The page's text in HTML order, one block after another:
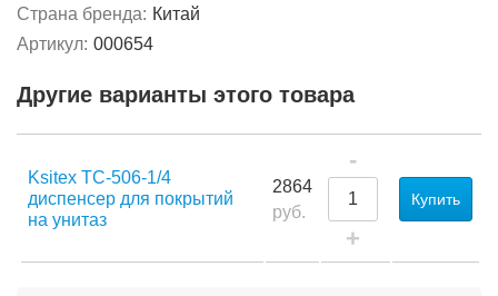
Страна бренда: Китай
Артикул: 000654
Другие варианты этого товара
Ksitex TC-506-1/4
диспенсер для покрытий
на унитаз
2864
руб.
-
+
Купить